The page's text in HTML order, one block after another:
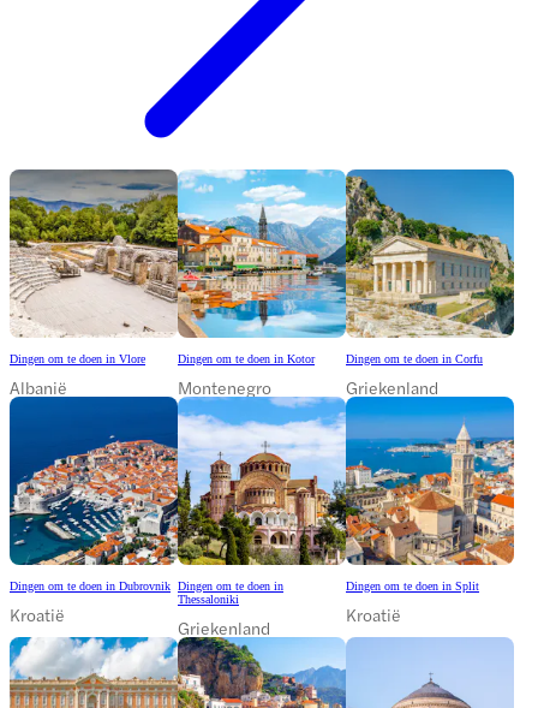
Dingen om te doen in Vlore
Albanië
Dingen om te doen in Kotor
Montenegro
Dingen om te doen in Corfu
Griekenland
Dingen om te doen in Dubrovnik
Kroatië
Dingen om te doen in
Thessaloniki
Griekenland
Dingen om te doen in Split
Kroatië